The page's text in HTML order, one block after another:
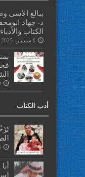
ببالغ الأسى
د- جهاد
الكتاب
8 سبتمبر، 2025
9
أدب الكتاب